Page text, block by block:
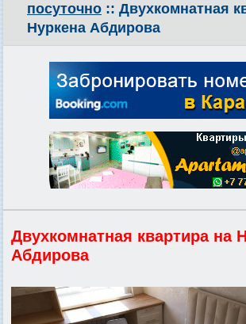
посуточно :: Двухкомнатная
Нуркена Абдирова
Двухкомнатная квартира на
Абдирова